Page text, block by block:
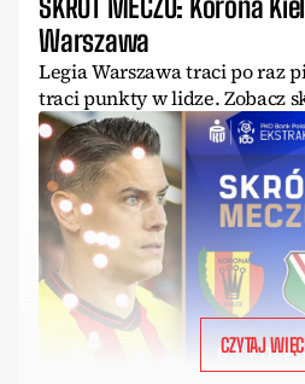
Warszawa
Legia Warszawa traci po raz
traci punkty w lidze. Zobacz
CZYTAJ